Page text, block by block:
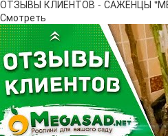
ОТЗЫВЫ КЛИЕНТОВ - САЖЕНЦЫ
Смотреть